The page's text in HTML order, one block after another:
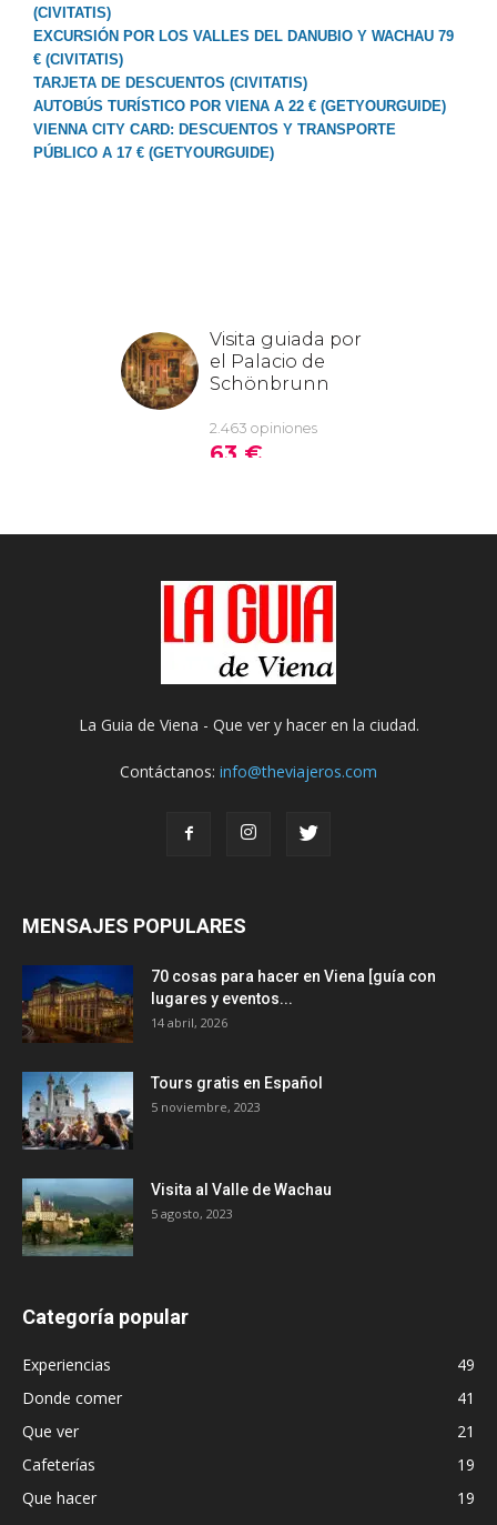
(CIVITATIS)
EXCURSIÓN POR LOS VALLES DEL DANUBIO Y WACHAU 79
€ (CIVITATIS)
TARJETA DE DESCUENTOS (CIVITATIS)
AUTOBÚS TURÍSTICO POR VIENA A 22 € (GETYOURGUIDE)
VIENNA CITY CARD: DESCUENTOS Y TRANSPORTE
PÚBLICO A 17 € (GETYOURGUIDE)
La Guia de Viena - Que ver y hacer en la ciudad.
Contáctanos: info@theviajeros.com
MENSAJES POPULARES
70 cosas para hacer en Viena [guía con
lugares y eventos...
14 abril, 2026
Tours gratis en Español
5 noviembre, 2023
Visita al Valle de Wachau
5 agosto, 2023
Categoría popular
Experiencias
49
Donde comer
41
Que ver
21
Cafeterías
19
Que hacer
19